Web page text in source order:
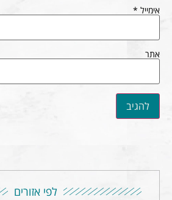
אימייל *
אתר
לפי אזורים